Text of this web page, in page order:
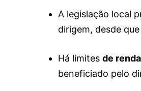
A legislação local
dirigem, desde
Há limites de renda
beneficiado pelo